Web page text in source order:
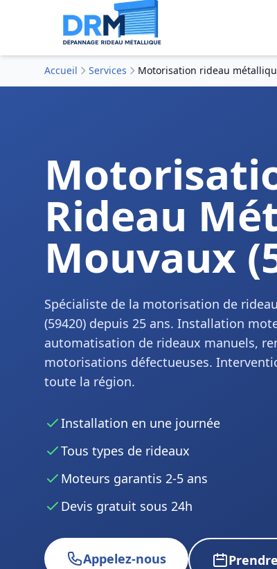
Accueil Services Motorisation rideau
Rideau
Mouvaux
Spécialiste de la motorisation de
(59420) depuis 25 ans. Installation
automatisation de rideaux manuels,
motorisations défectueuses.
toute la région.
Installation en une journée
Tous types de rideaux
Moteurs garantis 2-5 ans
Devis gratuit sous 24h
Appelez-nous